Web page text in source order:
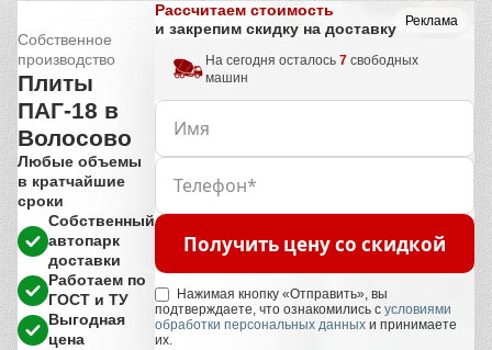
Реклама
Собственное
производство
Плиты
ПАГ-18 в
Волосово
Любые объемы
в кратчайшие
сроки
Собственный
автопарк
доставки
Работаем по
ГОСТ и ТУ
Выгодная
цена
Рассчитаем стоимость
и закрепим скидку на доставку
На сегодня осталось 7 свободных
машин
Получить цену со скидкой
Нажимая кнопку «Отправить», вы
подтверждаете, что ознакомились с условиями
обработки персональных данных и принимаете
их.